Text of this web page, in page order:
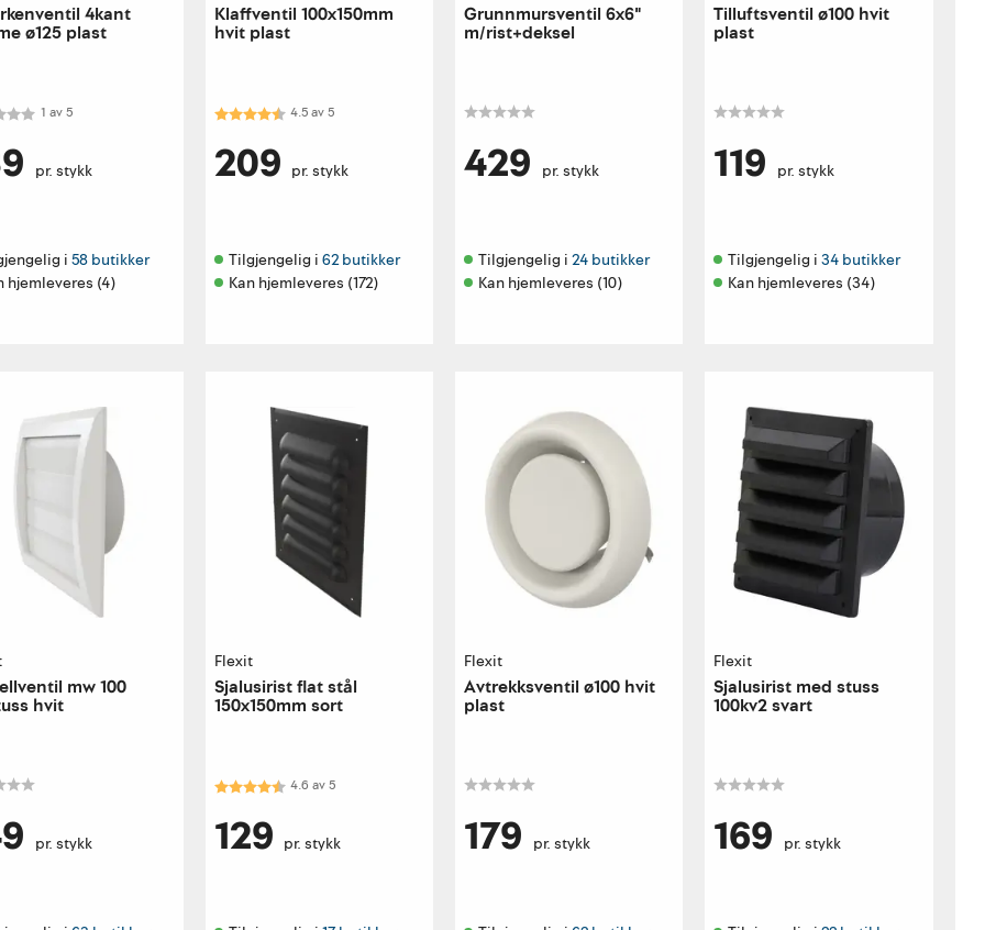
4kant
ø125 plast
1.0 av 5 mulige
1 av5
pr. stykk
i 58 butikker
hjemleveres (4)
Klaffventil 100x150mm
hvit plast
Karakter:4.5 av 5 mulige
4.5av5
209 pr. stykk
Tilgjengelig i 62 butikker
Kan hjemleveres (172)
Grunnmursventil 6x6"
m/rist+deksel
429 pr. stykk
Tilgjengelig i 24 butikker
Kan hjemleveres (10)
Tilluftsventil ø100 hvit
plast
119 pr. stykk
Tilgjengelig i 34 butikker
Kan hjemleveres (34)
mw 100
hvit
pr. stykk
Flexit
Sjalusirist flat stål
150x150mm sort
Karakter:4.6 av 5 mulige
4.6 av5
129 pr. stykk
Flexit
Avtrekksventil ø100 hvit
plast
179 pr. stykk
Flexit
Sjalusirist med stuss
100kv2 svart
169 pr. stykk